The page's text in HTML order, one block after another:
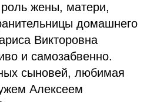
жены, матери,
домашнего
Викторовна
и самозабвенно.
сыновей, любимая
Алексеем